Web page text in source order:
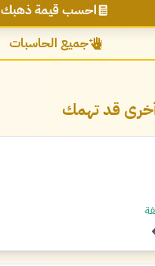
احسب قيمة ذهبك
جميع الحاسبات
قد تهمك